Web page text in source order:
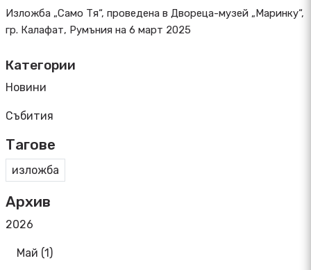
Изложба „Само Тя“, проведена в Двореца-музей „Маринку“,
гр. Калафат, Румъния на 6 март 2025
Категории
Новини
Събития
Тагове
изложба
Архив
2026
Май (1)